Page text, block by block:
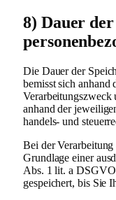
8) Dauer
Die Dauer der
bemisst sich anhand
Verarbeitungszweck
anhand der
handels- und
Bei der
Grundlage einer
Abs. 1 lit. a DSGVO
gespeichert, bis Sie